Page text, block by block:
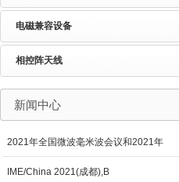
电磁兼容设备
相控阵天线
新闻中心
2021年全国微波毫米波会议和2021年
IME/China 2021(成都),B